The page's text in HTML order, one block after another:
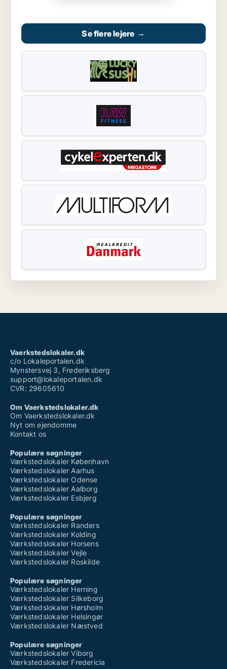
Se flere lejere →
Vaerkstedslokaler.dk
c/o Lokaleportalen.dk
Mynstersvej 3, Frederiksberg
support@lokaleportalen.dk
CVR: 29605610
Om Vaerkstedslokaler.dk
Om Vaerkstedslokaler.dk
Nyt om ejendomme
Kontakt os
Populære søgninger
Værkstedslokaler København
Værkstedslokaler Aarhus
Værkstedslokaler Odense
Værkstedslokaler Aalborg
Værkstedslokaler Esbjerg
Populære søgninger
Værkstedslokaler Randers
Værkstedslokaler Kolding
Værkstedslokaler Horsens
Værkstedslokaler Vejle
Værkstedslokaler Roskilde
Populære søgninger
Værkstedslokaler Herning
Værkstedslokaler Silkeborg
Værkstedslokaler Hørsholm
Værkstedslokaler Helsingør
Værkstedslokaler Næstved
Populære søgninger
Værkstedslokaler Viborg
Værkstedslokaler Fredericia